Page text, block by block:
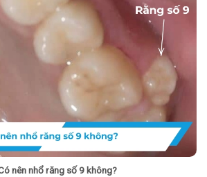
nên nhổ răng số 9 không?